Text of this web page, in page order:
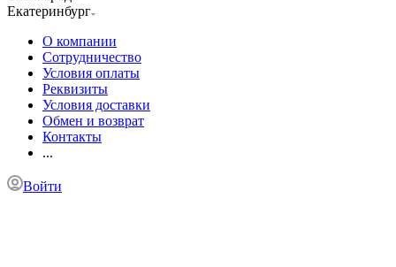
Екатеринбург
О компании
Сотрудничество
Условия оплаты
Реквизиты
Условия доставки
Обмен и возврат
Контакты
...
Войти